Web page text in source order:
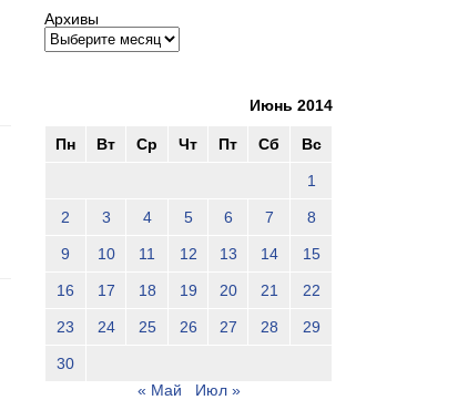
Архивы
Июнь 2014
Пн Вт Ср Чт Пт Сб Вс
1
2 3 4 5 6 7 8
9 10 11 12 13 14 15
16 17 18 19 20 21 22
23 24 25 26 27 28 29
30
« Май
Июл »